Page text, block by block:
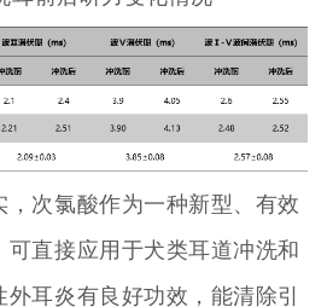
次氯酸作为一种新型、有效
可直接应用于犬类耳道冲洗和
耳炎有良好功效，能清除引